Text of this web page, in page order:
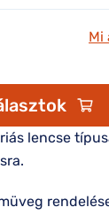
Mi
lencse